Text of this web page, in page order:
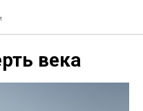
века